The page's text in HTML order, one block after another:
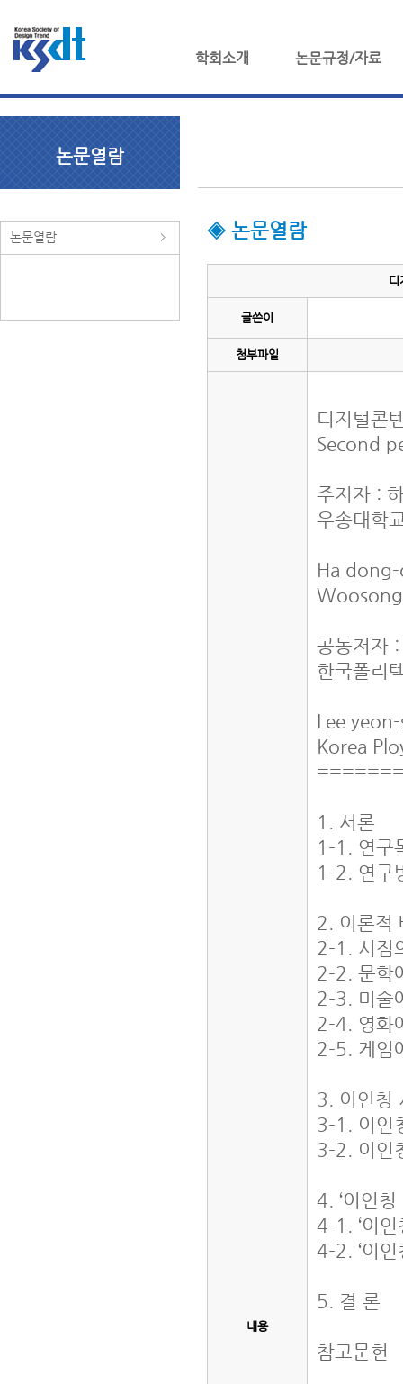
학회소개 논문규정/자료
논문열람
논문열람 ◈ 논문열람
디
글쓴이
첨부파일
내용
디지털콘
Second
주저자 :
우송대학
Ha
공동저자
한국폴리
Lee
Korea
1. 서론
1-1. 연구
1-2. 연구
2. 이론적
2-1. 시점
2-2. 문학
2-3. 미술
2-4. 영화
2-5. 게임
3. 이인칭
3-1. 이인
3-2. 이인
4. ‘이인
4-1. ‘이
4-2. ‘이
5. 결 론
참고문헌